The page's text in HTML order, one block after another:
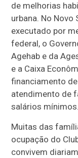
de melhorias
urbana. No
executado por
federal, o
Agehab e da
e a Caixa
financiamento
atendimento de
salários mínimos.
Muitas das
ocupação do
convivem